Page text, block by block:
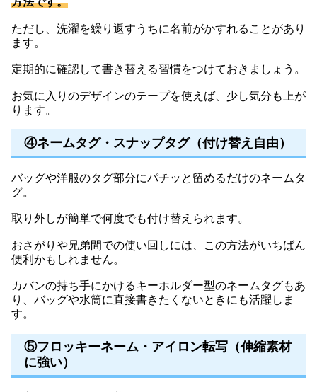
ただし、洗濯を繰り返すうちに名前がかすれることがあり
ます。
定期的に確認して書き替える習慣をつけておきましょう。
お気に入りのデザインのテープを使えば、少し気分も上が
ります。
④ネームタグ・スナップタグ（付け替え自由）
バッグや洋服のタグ部分にパチッと留めるだけのネームタ
グ。
取り外しが簡単で何度でも付け替えられます。
おさがりや兄弟間での使い回しには、この方法がいちばん
便利かもしれません。
カバンの持ち手にかけるキーホルダー型のネームタグもあ
り、バッグや水筒に直接書きたくないときにも活躍しま
す。
⑤フロッキーネーム・アイロン転写（伸縮素材
に強い）